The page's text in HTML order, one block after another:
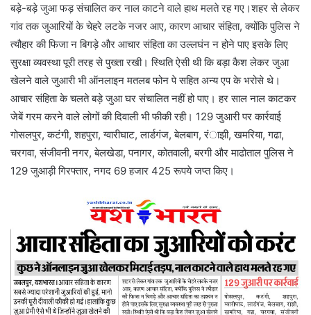
बड़े-बड़े जुआ फड़ संचालित कर नाल काटने वाले हाथ मलते रह गए।शहर से लेकर
गांव तक जुआरियों के चेहरे लटके नजर आए, कारण आचार संहिता, क्योंकि पुलिस ने
त्यौहार की फिजा न बिगड़े और आचार संहिता का उल्लघंन न होने पाए इसके लिए
सुरक्षा व्यवस्था पूरी तरह से पुख्ता रखी। स्थिति ऐसी थी कि बड़ा कैश लेकर जुआ
खेलने वाले जुआरी भी ऑनलाइन मतलब फोन पे सहित अन्य एप के भरोसे थे।
आचार संहिता के चलते बड़े जुआ घर संचालित नहीं हो पाए। हर साल नाल काटकर
जेबें गरम करने वाले लोगों की दिवाली भी फीकी रही। 129 जुआरी पर कार्रवाई
गोसलपुर, कटंगी, शहपुरा, ग्वारीघाट, लार्डगंज, बेलबाग, रंाझी, खमरिया, गढा,
चरगवा, संजीवनी नगर, बेलखेडा, पनागर, कोतवाली, बरगी और माढोताल पुलिस ने
129 जुआड़ी गिरफ्तार, नगद 69 हजार 425 रूपये जप्त किए।